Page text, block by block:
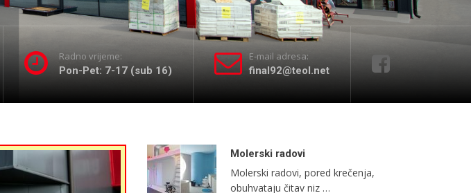
Radno vrijeme:
Pon-Pet: 7-17 (sub 16)
E-mail adresa:
final92@teol.net
Molerski radovi
Molerski radovi, pored krečenja,
obuhvataju čitav niz …